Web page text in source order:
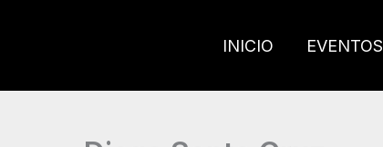
INICIO EVENTOS